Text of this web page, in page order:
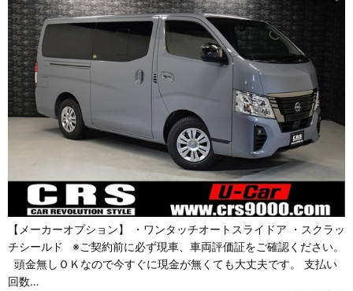
【メーカーオプション】 ・ワンタッチオートスライドア ・スクラッ
チシールド ※ご契約前に必ず現車、車両評価証をご確認ください。
頭金無しＯＫなので今すぐに現金が無くても大丈夫です。 支払い
回数…